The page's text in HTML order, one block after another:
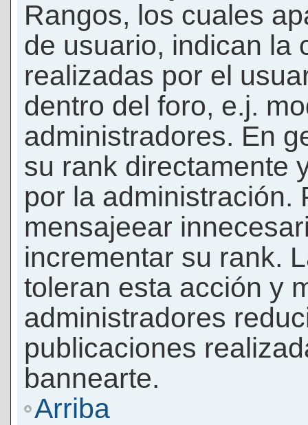
Rangos, los cuales
de usuario, indican la
realizadas por el
dentro del foro, e.j.
administradores. En
su rank directamente
por la administración.
mensajeear
incrementar su rank.
toleran esta acción y
administradores
publicaciones
bannearte.
Arriba